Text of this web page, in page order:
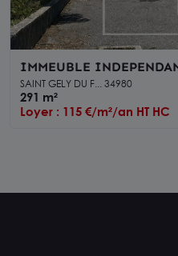
IMMEUBLE
ST GELY DU FESC -
SAINT GELY DU F... 34980
291 m²
Loyer : 115 €/m²/an HT HC